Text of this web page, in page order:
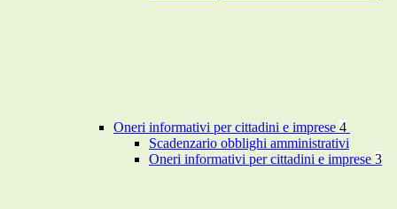
Oneri informativi per cittadini e imprese 4
Scadenzario obblighi amministrativi
Oneri informativi per cittadini e imprese 3